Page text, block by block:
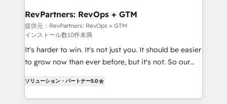
built for the work.
marketing campaigns, & RevOps frameworks that
fuel long-term success We connect the entire
customer lifecycle through seamless integrations,
ensure long-term adoption with change-
management programs, and align marketing, sales,
HubSpot accreditations and experience across
hundreds of organizations in dozens of industries,
RevPartners: RevOps + GTM
提供元：RevPartners: RevOps + GTM
インストール数10件未満
It's harder to win. It's not just you. It should be easier
to grow now than ever before, but it's not. So our
revenue number. We do that by bridging the gap
where agencies fail: combining GTM strategy with
ソリューション・パートナー5.0